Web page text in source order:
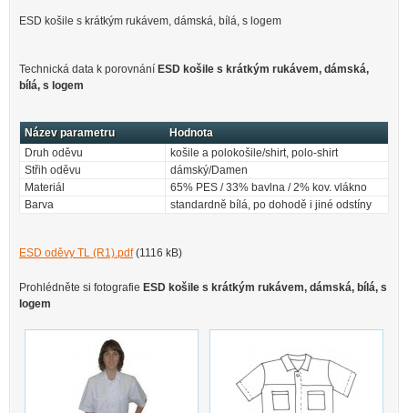
ESD košile s krátkým rukávem, dámská, bílá, s logem
Technická data k porovnání ESD košile s krátkým rukávem, dámská,
bílá, s logem
Název parametru
Hodnota
Druh oděvu
košile a polokošile/shirt, polo-shirt
Střih oděvu
dámský/Damen
Materiál
65% PES / 33% bavlna / 2% kov. vlákno
Barva
standardně bílá, po dohodě i jiné odstíny
ESD oděvy TL (R1).pdf(1116 kB)
Prohlédněte si fotografie ESD košile s krátkým rukávem, dámská, bílá, s
logem